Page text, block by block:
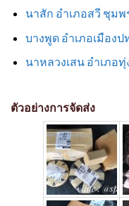
นาสัก อำเภอสวี ชุมพ
บางพูด อำเภอเมือง
นาหลวงเสน อำเภอ
ตัวอย่างการจัดส่ง